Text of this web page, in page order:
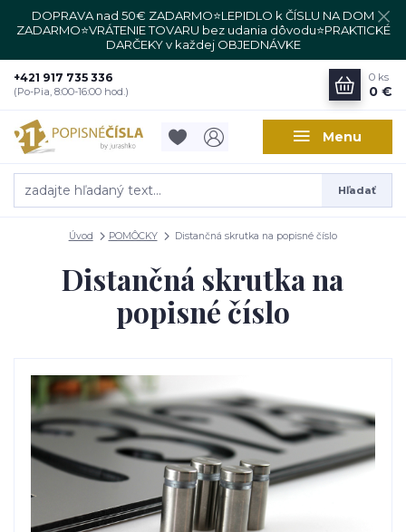
DOPRAVA nad 50€ ZADARMO⭐LEPIDLO k ČÍSLU NA DOM
ZADARMO⭐VRÁTENIE TOVARU bez udania dôvodu⭐PRAKTICKÉ
DARČEKY v každej OBJEDNÁVKE
Menu
Hľadať
+421 917 735 336
(Po-Pia, 8:00-16:00 hod.)
0 ks
0 €
Úvod POMÔCKY Distančná skrutka na popisné číslo
Distančná skrutka na
popisné číslo